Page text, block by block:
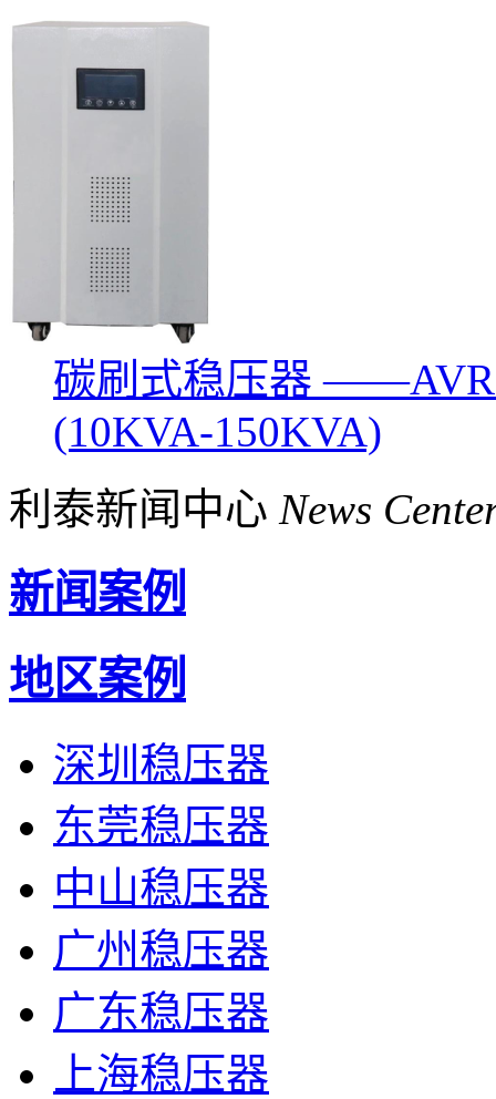
碳刷式稳压器
(10KVA-150KVA)
利泰新闻中心 News
新闻案例
地区案例
深圳稳压器
东莞稳压器
中山稳压器
广州稳压器
广东稳压器
上海稳压器